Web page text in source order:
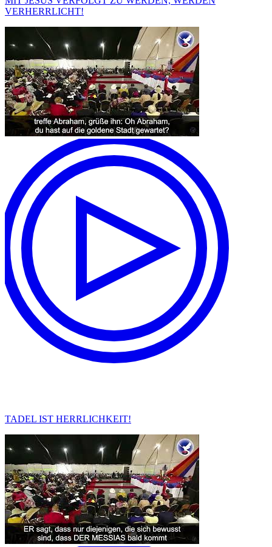
VERHERRLICHT!
TADEL IST HERRLICHKEIT!